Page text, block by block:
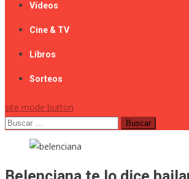
Vídeos
Cine & TV
Libros
Sorteos
site mode button
Buscar: